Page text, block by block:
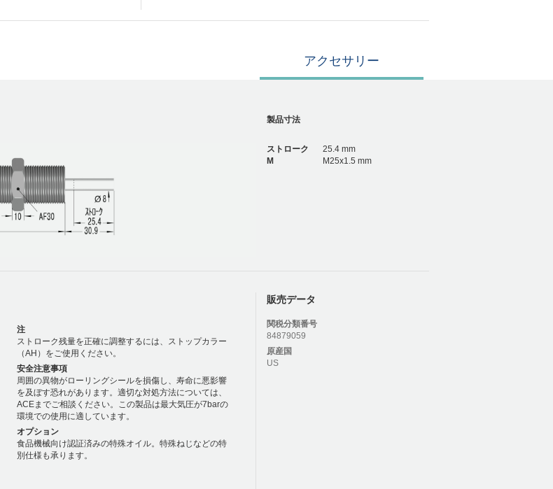
アクセサリー
製品寸法
ストローク
25.4 mm
M
M25x1.5 mm
注
ストローク残量を正確に調整するには、ストップカラー
（AH）をご使用ください。
安全注意事項
周囲の異物がローリングシールを損傷し、寿命に悪影響
を及ぼす恐れがあります。適切な対処方法については、
ACEまでご相談ください。この製品は最大気圧が7barの
環境での使用に適しています。
オプション
食品機械向け認証済みの特殊オイル。特殊ねじなどの特
別仕様も承ります。
販売データ
関税分類番号
84879059
原産国
US